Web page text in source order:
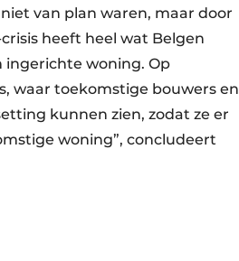
van plan waren, maar door
heeft heel wat Belgen
woning. Op
waar toekomstige bouwers en
kunnen zien, zodat ze er
woning”, concludeert